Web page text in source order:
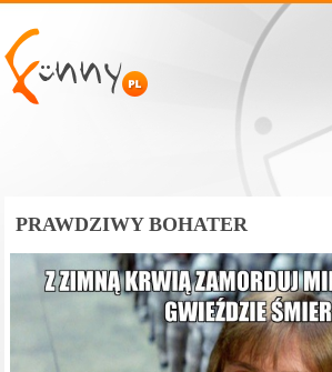
PRAWDZIWY BOHATER